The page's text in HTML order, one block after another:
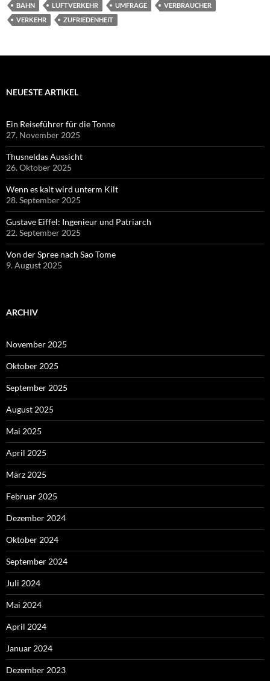
BAHN LUFTVERKEHR UMFRAGE
VERBRAUCHER
VERKEHR
ZUFRIEDENHEIT
NEUESTE ARTIKEL
Ein Reiseführer für die Tonne
27. November 2025
Thusneldas Aussicht
26. Oktober 2025
Wenn es kalt wird unterm Kilt
28. September 2025
Gustave Eiffel: Ingenieur und Patriarch
22. September 2025
Von der Spree nach Sao Tome
9. August 2025
ARCHIV
November 2025
Oktober 2025
September 2025
August 2025
Mai 2025
April 2025
März 2025
Februar 2025
Dezember 2024
Oktober 2024
September 2024
Juli 2024
Mai 2024
April 2024
Januar 2024
Dezember 2023